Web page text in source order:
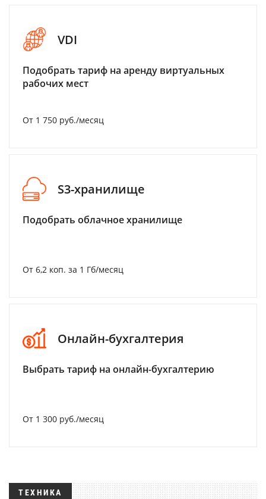
VDI
Подобрать тариф на аренду виртуальных
рабочих мест
От 1 750 руб./месяц
S3-хранилище
Подобрать облачное хранилище
От 6,2 коп. за 1 Гб/месяц
Онлайн-бухгалтерия
Выбрать тариф на онлайн-бухгалтерию
От 1 300 руб./месяц
ТЕХНИКА